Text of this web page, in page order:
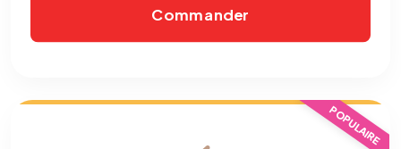
Commander
POPULAIRE